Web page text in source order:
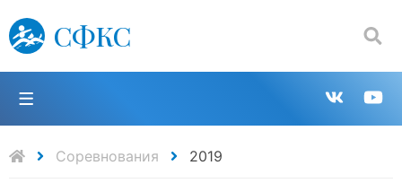
СФКС
Поиск:
Соревнования 2019